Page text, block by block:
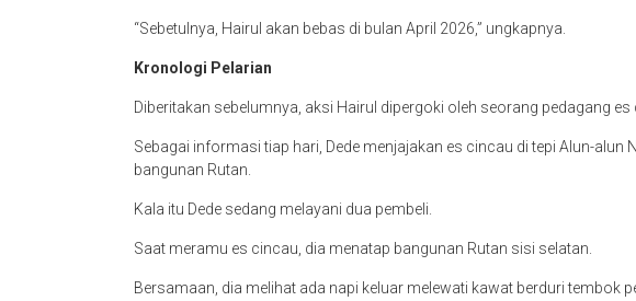
“Sebetulnya, Hairul akan bebas di bulan April 2026,” ungkapnya.
Kronologi Pelarian
Diberitakan sebelumnya, aksi Hairul dipergoki oleh seorang pedagang es
Sebagai informasi tiap hari, Dede menjajakan es cincau di tepi Alun-alun
bangunan Rutan.
Kala itu Dede sedang melayani dua pembeli.
Saat meramu es cincau, dia menatap bangunan Rutan sisi selatan.
Bersamaan, dia melihat ada napi keluar melewati kawat berduri tembok